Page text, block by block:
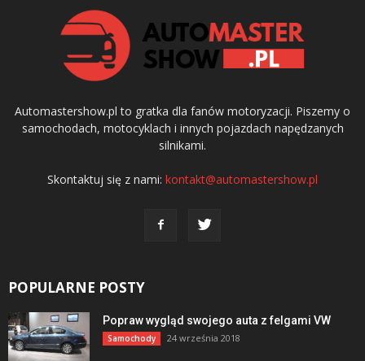
Automastershow.pl to gratka dla fanów motoryzacji. Piszemy o
samochodach, motocyklach i innych pojazdach napędzanych
silnikami.
Skontaktuj się z nami: kontakt@automastershow.pl
POPULARNE POSTY
Popraw wygląd swojego auta z felgami VW
Samochody 24 września 2018